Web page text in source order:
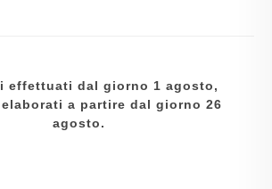
effettuati dal giorno 1 agosto,
a partire dal giorno 26
agosto.